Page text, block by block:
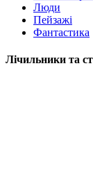
Люди
Пейзажі
Фантастика
Лічильники та